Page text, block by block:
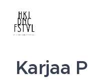
Karjaa